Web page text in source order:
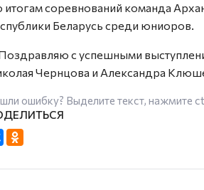
итогам соревнований команда
Беларусь среди юниоров.
с успешными
Чернцова и Александра
ошибку? Выделите текст, нажмите